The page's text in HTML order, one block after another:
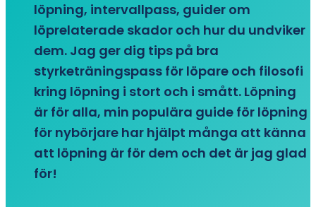
löpning, intervallpass, guider om
löprelaterade skador och hur du undviker
dem. Jag ger dig tips på bra
styrketräningspass för löpare och filosofi
kring löpning i stort och i smått. Löpning
är för alla, min populära guide för löpning
för nybörjare har hjälpt många att känna
att löpning är för dem och det är jag glad
för!